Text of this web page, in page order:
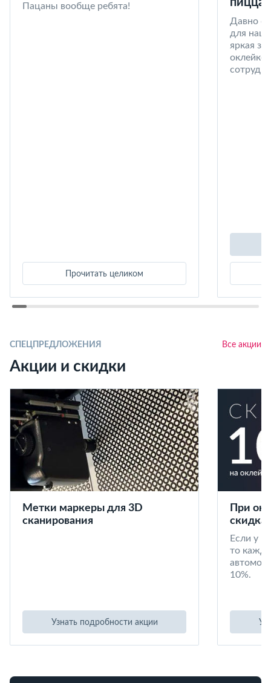
Пацаны вообще ребята!
Прочитать целиком
пицца
Давно
для
яркая
оклейке
СПЕЦПРЕДЛОЖЕНИЯ Все акции
Акции и скидки
Метки маркеры для 3D
сканирования
Узнать подробности акции
При
скидка
Если у
то
10%.